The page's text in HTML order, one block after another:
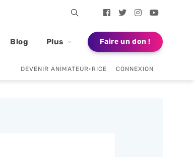
Blog Plus Faire un don !
DEVENIR ANIMATEUR•RICE CONNEXION